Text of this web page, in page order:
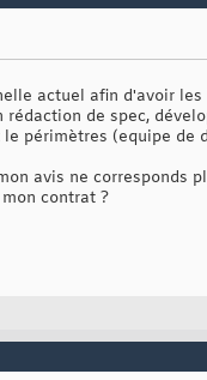
actuel afin d'avoir
de spec,
périmètres (equipe de
avis ne corresponds
contrat ?